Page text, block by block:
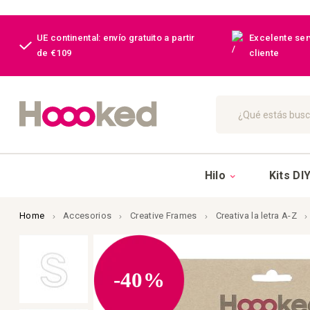
UE continental: envío gratuito a partir
de €109
Excelente
cliente
Buscar
Hilo Kits DIY
Home Accesorios Creative Frames Creativa la letra A-Z
-40%